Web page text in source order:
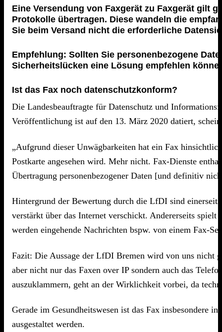
Eine Versendung von Faxgerät zu Faxgerät gilt
Protokolle übertragen. Diese wandeln die
Sie beim Versand nicht die erforderliche
Empfehlung: Sollten Sie personenbezogene
Sicherheitslücken eine Lösung empfehlen
Ist das Fax noch datenschutzkonform?
Die Landesbeauftragte für Datenschutz und
Veröffentlichung ist auf den 13. März 2020 datiert,
„Aufgrund dieser Unwägbarkeiten hat ein Fax
Postkarte angesehen wird. Mehr nicht. Fax-Dienste
Übertragung personenbezogener Daten [und definitiv
Hintergrund der Bewertung durch die LfDI sind
verstärkt über das Internet verschickt. Andererseits
werden eingehende Nachrichten bspw. von einem Fax-
Fazit: Die Aussage der LfDI Bremen wird von uns nicht
aber nicht nur das Faxen over IP sondern auch das
auszuklammern, geht an der Wirklichkeit vorbei, da
Gerade im Gesundheitswesen ist das Fax insbesondere
ausgestaltet werden.